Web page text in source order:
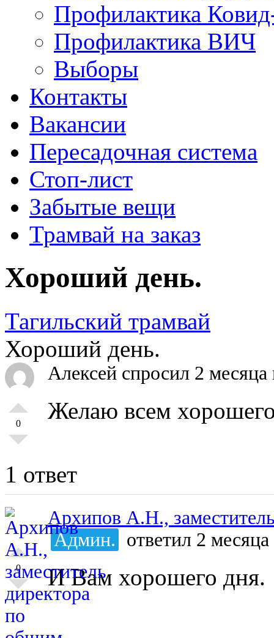
Профилактика
Профилактика ВИЧ
Выборы
Контакты
Вакансии
Пересадочная система
Стоп-лист
Забытые вещи
Трамвай на заказ
Хороший день.
Тагильский трамвай
Хороший день.
0
Алексей спросил 2 месяца
Желаю всем
1 ответ
0
Архипов А.Н.,
Админ. ответил 2 месяца
И Вам хорошего дня.